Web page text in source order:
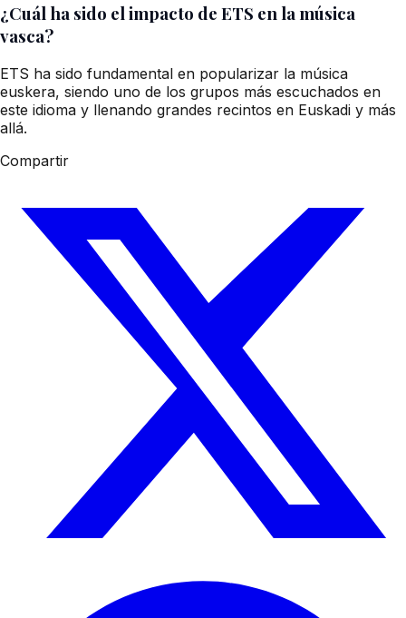
¿Cuál ha sido el impacto de ETS en la música
vasca?
ETS ha sido fundamental en popularizar la música
euskera, siendo uno de los grupos más escuchados en
este idioma y llenando grandes recintos en Euskadi y más
allá.
Compartir